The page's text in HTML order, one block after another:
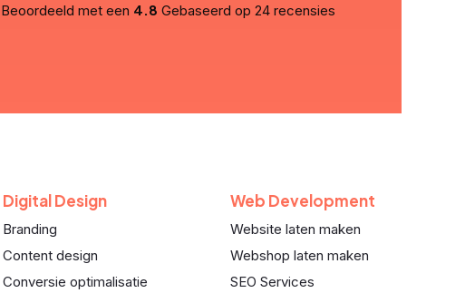
Beoordeeld met een 4.8 Gebaseerd op24 recensies
Digital Design
Branding
Content design
Conversie optimalisatie
Web Development
Website laten maken
Webshop laten maken
SEO Services